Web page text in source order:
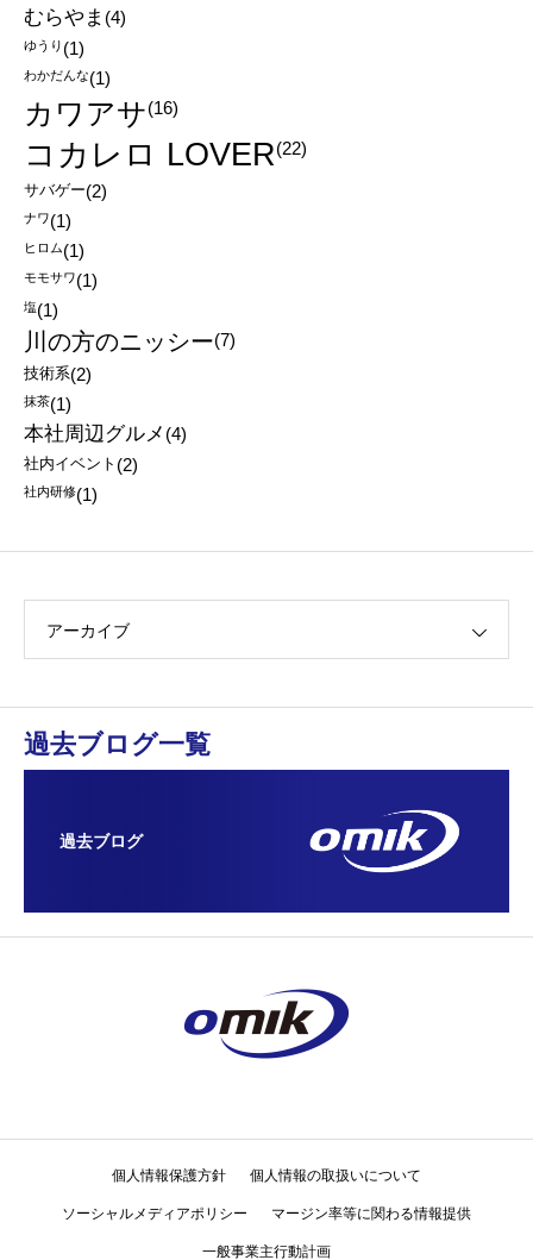
むらやま (4)
ゆうり (1)
わかだんな(1)
カワアサ(16)
コカレロ LOVER(22)
サバゲー(2)
ナワ(1)
ヒロム(1)
モモサワ(1)
塩(1)
川の方のニッシー(7)
技術系(2)
抹茶(1)
本社周辺グルメ (4)
社内イベント (2)
社内研修(1)
アーカイブ
過去ブログ一覧
過去ブログ
個人情報保護方針 個人情報の取扱いについて
ソーシャルメディアポリシー マージン率等に関わる情報提供
一般事業主行動計画